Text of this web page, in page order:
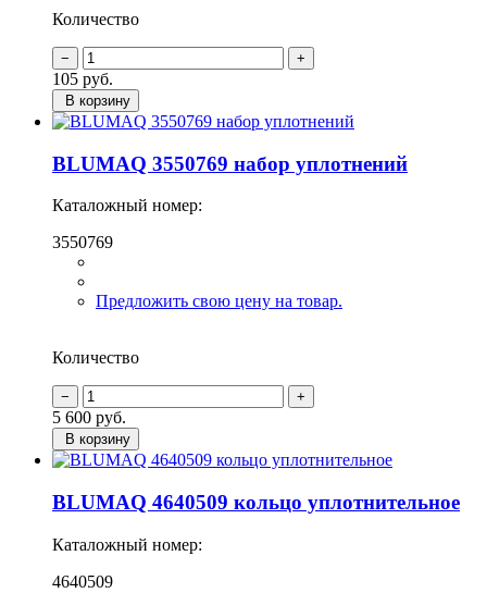
Количество
105 руб.
В корзину
BLUMAQ 3550769 набор уплотнений
Каталожный номер:
3550769
Предложить свою цену на товар.
Количество
5 600 руб.
В корзину
BLUMAQ 4640509 кольцо уплотнительное
Каталожный номер:
4640509